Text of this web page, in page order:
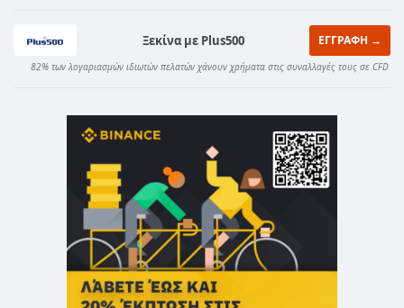
Ξεκίνα με Plus500 ΕΓΓΡΑΦΗ →
82% των λογαριασμών ιδιωτών πελατών χάνουν χρήματα στις συναλλαγές τους σε CFD